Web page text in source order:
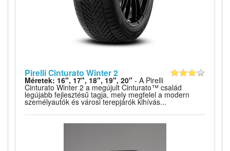
Pirelli Cinturato Winter 2
Méretek: 16", 17", 18", 19", 20" - A Pirelli
Cinturato Winter 2 a megújult Cinturato™ család
legújabb fejlesztésű tagja, mely megfelel a modern
személyautók és városi terepjárók kihívás...